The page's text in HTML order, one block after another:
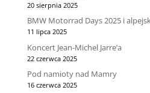
20 sierpnia 2025
BMW Motorrad Days 2025 i
11 lipca 2025
Koncert Jean-Michel Jarre’a
22 czerwca 2025
Pod namioty nad Mamry
16 czerwca 2025